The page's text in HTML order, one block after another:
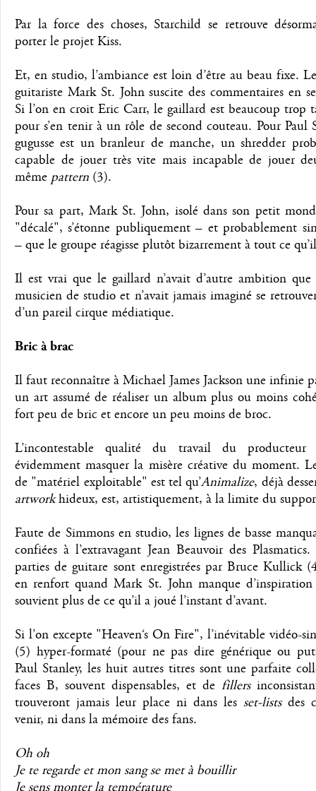
Par la force des choses, Starchild se retrouve
porter le projet Kiss.
Et, en studio, l’ambiance est loin d’être au beau fixe.
guitariste Mark St. John suscite des commentaires en
Si l’on en croit Eric Carr, le gaillard est beaucoup trop
pour s’en tenir à un rôle de second couteau. Pour Paul
gugusse est un branleur de manche, un shredder
capable de jouer très vite mais incapable de jouer
même pattern (3).
Pour sa part, Mark St. John, isolé dans son petit
"décalé", s’étonne publiquement – et probablement
– que le groupe réagisse plutôt bizarrement à tout ce
Il est vrai que le gaillard n’avait d’autre ambition que
musicien de studio et n’avait jamais imaginé se
d’un pareil cirque médiatique.
Bric à brac
Il faut reconnaître à Michael James Jackson une infinie
un art assumé de réaliser un album plus ou moins
fort peu de bric et encore un peu moins de broc.
L’incontestable qualité du travail du
évidemment masquer la misère créative du moment.
de "matériel exploitable" est tel qu’Animalize, déjà
artworkhideux, est, artistiquement, à la limite du
Faute de Simmons en studio, les lignes de basse
confiées à l’extravagant Jean Beauvoir des Plasmatics.
parties de guitare sont enregistrées par Bruce Kullick
en renfort quand Mark St. John manque
souvient plus de ce qu’il a joué l’instant d’avant.
Si l’on excepte "Heaven‘s On Fire", l’inévitable vidéo-
(5) hyper-formaté (pour ne pas dire générique ou
Paul Stanley, les huit autres titres sont une parfaite
faces B, souvent dispensables, et defillers
trouveront jamais leur place ni dans les set-listsdes
venir, ni dans la mémoire des fans.
Oh oh
Je te regarde et mon sang se met à bouillir
Je sens monter la température